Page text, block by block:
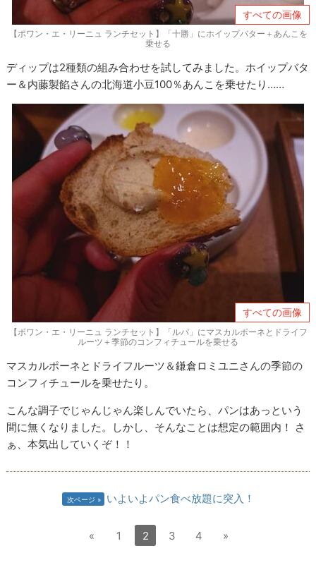
すべての画像
【ポワン・エ・リーニュ ランチセット】「十勝」にホイップバター＋あんこを
乗せる
ディップは2種類の組み合わせを試してみました。ホイップバタ
ー＆内藤製餡さんの北海道小豆100％あんこを乗せたり……
すべての画像
【ポワン・エ・リーニュ ランチセット】「ルパ」にマスカルポーネとドライフ
ルーツ＋季節のコンフィチュールを乗せる
マスカルポーネとドライフルーツ＆鎌倉ロミユニさんの季節の
コンフィチュールを乗せたり。
こんな調子でじゃんじゃん楽しんでいたら、パンはあっという
間に無くなりました。しかし、そんなことは想定の範囲内！ さ
ぁ、本気出していくぞ！！
次ページ いよいよパン食べ放題に突入！
« 1 2 3 4 »